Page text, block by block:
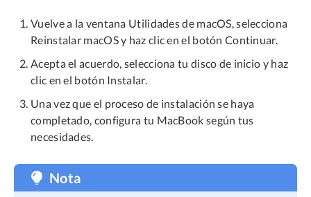
Vuelve a la ventana Utilidades de macOS, selecciona
Reinstalar macOS y haz clic en el botón Continuar.
Acepta el acuerdo, selecciona tu disco de inicio y haz
clic en el botón Instalar.
Una vez que el proceso de instalación se haya
completado, configura tu MacBook según tus
necesidades.
Nota